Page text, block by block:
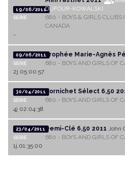
19/06/2011
SERIE
DUFOUR-KOWALSKI
680 - BOYS & GIRLS CLUBS
CANADA
-
09/06/2011
SERIE
Trophée Marie-Agnès
680 - BOYS AND GIRLS OF
2j.05:00:57
30/04/2011
SERIE
Pornichet Sélect 6,50
680 - BOYS AND GIRLS OF
4j 02:04:38
23/04/2011
SERIE
Demi-Clé 6,50 2011 John
680 - BOYS AND GIRLS OF
1j.01:35:00